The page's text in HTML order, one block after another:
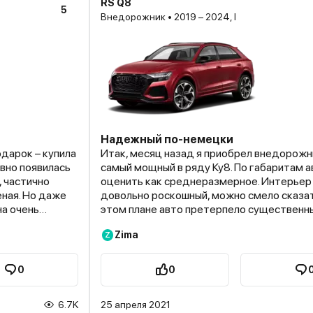
5
– купила
появилась
частично
Но даже
очень
на
На дорогах
за
и
0
6.7K
RS Q8
Внедорожник • 2019 – 2024, I
Надежный по-немецки
Итак, месяц назад я приобрел
самый мощный в ряду Ку8. По габаритам
оценить как среднеразмерное.
довольно роскошный, можно смело
этом плане авто претерпело
лицу». Это увеличенные
модернизированная решетка сот,
диффузор в задней части авто. Данный
получил специальную спортивную
производительностью в 600 «лошадей».
Z Zima
0
25 апреля 2021